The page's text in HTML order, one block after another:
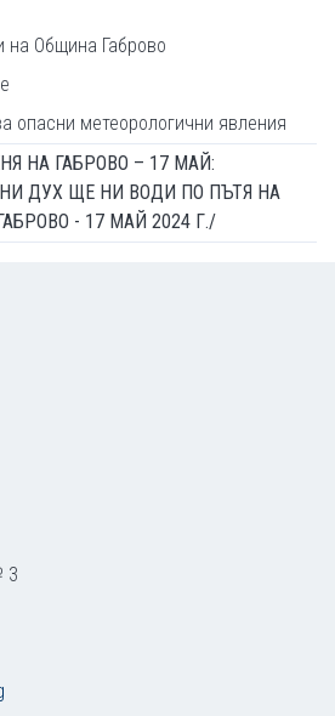
на Община Габрово
опасни метеорологични явления
НА ГАБРОВО – 17 МАЙ:
ДУХ ЩЕ НИ ВОДИ ПО ПЪТЯ НА
- 17 МАЙ 2024 Г./
3